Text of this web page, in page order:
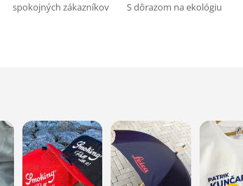
spokojných zákazníkov S dôrazom na ekológiu